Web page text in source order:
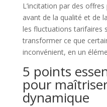
L’incitation par des
avant de la qualité et de
les fluctuations tarifaires
transformer ce que
inconvénient, en un
5 points
pour
dynamique